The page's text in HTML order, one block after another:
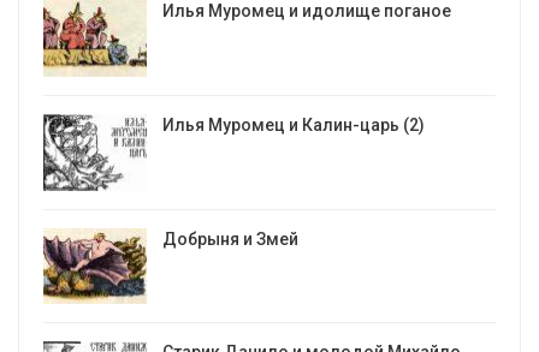
Илья Муромец и идолище поганое
Илья Муромец и Калин-царь (2)
Добрыня и Змей